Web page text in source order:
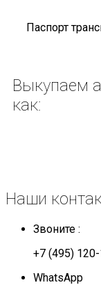
Паспорт
Выкупаем
как:
Наши
Звоните :
+7 (495)
WhatsApp